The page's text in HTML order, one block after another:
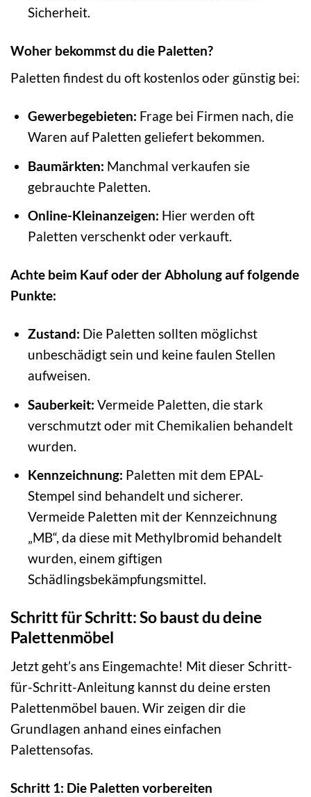
Sicherheit.
Woher bekommst du die Paletten?
Paletten findest du oft kostenlos oder günstig bei:
Gewerbegebieten: Frage bei Firmen nach, die
Waren auf Paletten geliefert bekommen.
Baumärkten: Manchmal verkaufen sie
gebrauchte Paletten.
Online-Kleinanzeigen: Hier werden oft
Paletten verschenkt oder verkauft.
Achte beim Kauf oder der Abholung auf folgende
Punkte:
Zustand: Die Paletten sollten möglichst
unbeschädigt sein und keine faulen Stellen
aufweisen.
Sauberkeit: Vermeide Paletten, die stark
verschmutzt oder mit Chemikalien behandelt
wurden.
Kennzeichnung: Paletten mit dem EPAL-
Stempel sind behandelt und sicherer.
Vermeide Paletten mit der Kennzeichnung
„MB“, da diese mit Methylbromid behandelt
wurden, einem giftigen
Schädlingsbekämpfungsmittel.
Schritt für Schritt: So baust du deine
Palettenmöbel
Jetzt geht’s ans Eingemachte! Mit dieser Schritt-
für-Schritt-Anleitung kannst du deine ersten
Palettenmöbel bauen. Wir zeigen dir die
Grundlagen anhand eines einfachen
Palettensofas.
Schritt 1: Die Paletten vorbereiten